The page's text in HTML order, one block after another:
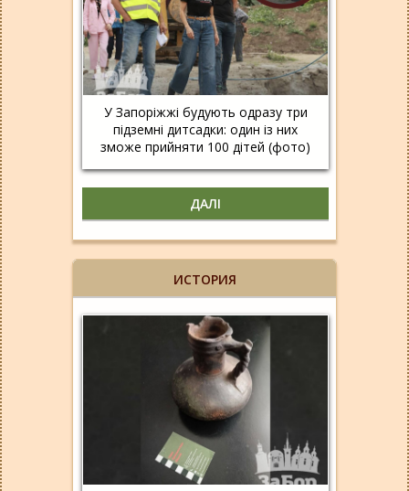
У Запоріжжі будують одразу три
підземні дитсадки: один із них
зможе прийняти 100 дітей (фото)
ДАЛІ
ИСТОРИЯ